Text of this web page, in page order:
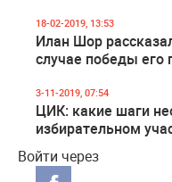
18-02-2019, 13:53
Илан Шор
случае победы его
3-11-2019, 07:54
ЦИК: какие шаги
избирательном
Войти через